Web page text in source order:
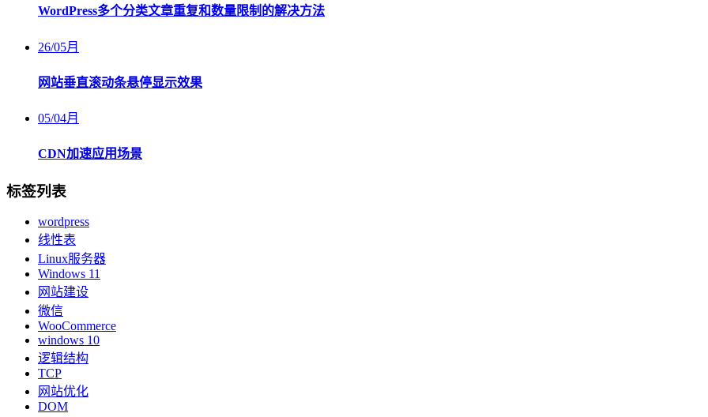
WordPress多个分类文章重复和数量限制的解决方法
26/05月
网站垂直滚动条悬停显示效果
05/04月
CDN加速应用场景
标签列表
wordpress
线性表
Linux服务器
Windows 11
网站建设
微信
WooCommerce
windows 10
逻辑结构
TCP
网站优化
DOM